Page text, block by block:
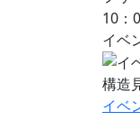
10：
イベ
構造
イベ